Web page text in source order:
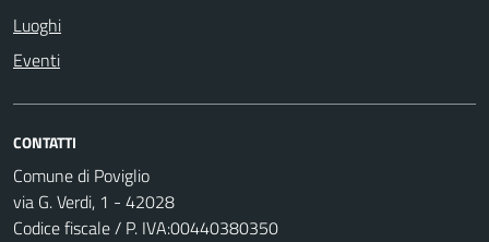
Luoghi
Eventi
CONTATTI
Comune di Poviglio
via G. Verdi, 1 - 42028
Codice fiscale / P. IVA:00440380350